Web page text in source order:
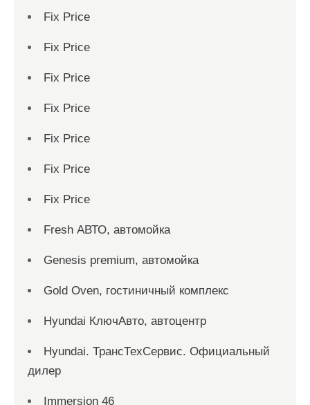
Fix Price
Fix Price
Fix Price
Fix Price
Fix Price
Fix Price
Fix Price
Fresh АВТО, автомойка
Genesis premium, автомойка
Gold Oven, гостиничный комплекс
Hyundai КлючАвто, автоцентр
Hyundai. ТрансТехСервис. Официальный
дилер
Immersion 46